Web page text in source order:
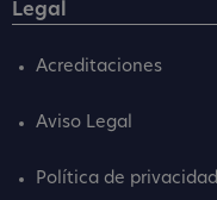
Legal
Acreditaciones
Aviso Legal
Política de privacidad